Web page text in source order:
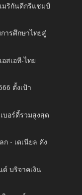
มริกันดีกรีแชมป์
ารศึกษาไทยสู่
สเอที-ไทย
ตั้งเป้า
บอร์ดี้รวมสูงสุด
- เดเนียล คัง
บริจาคเงิน